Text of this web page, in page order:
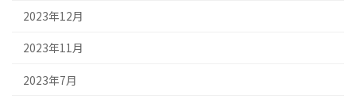
2023年12月
2023年11月
2023年7月